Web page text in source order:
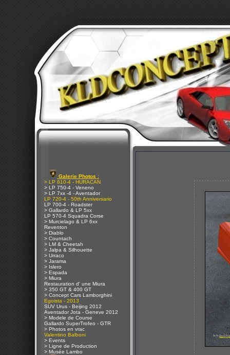
Galerie Photos :
> LP 610-4 - HURACAN
> LP 750-4 - Veneno
> LP 7xx -4 - Aventador
LP 720-4 - 50th Anniversario
LP 700-4 - Roadster
> Gallardo & LP 5xx
LP 570-4 Squadra Corse
> Murcielago & LP 6xx
Reventon
> Diablo
> Countach
> LM & Cheetah
> Jalpa & Silhouette
> Urraco
> Jarama
> Islero
> Espada
> Miura
Restauration d' une Miura
> 350 GT & 400 GT
> Concept Cars Lamborghini
Egoista - 2013
SUV Urus - Beijing 2012
Aventador Jota - Geneve 2012
> Modele de Course
Gallardo SuperTrofeo - GTR
> Photos en vrac
Valentino Balboni
> Events
> Ligne de Production
> Musée Lambo